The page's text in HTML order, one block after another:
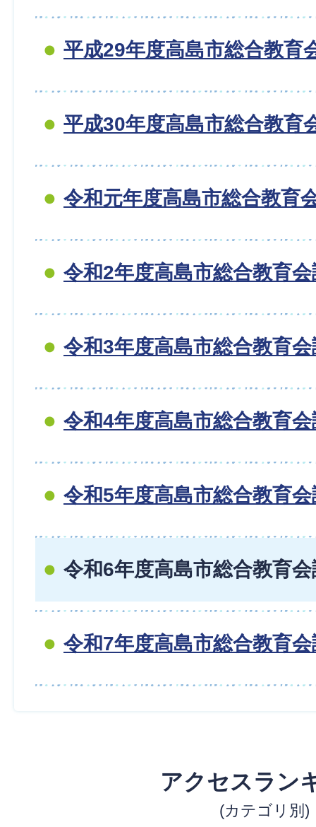
平成29年度高島市総合教育
平成30年度高島市総合教育
令和元年度高島市総合教育
令和2年度高島市総合教育会
令和3年度高島市総合教育会
令和4年度高島市総合教育会
令和5年度高島市総合教育会
令和6年度高島市総合教育会
令和7年度高島市総合教育会
アクセスラン
(カテゴリ別)